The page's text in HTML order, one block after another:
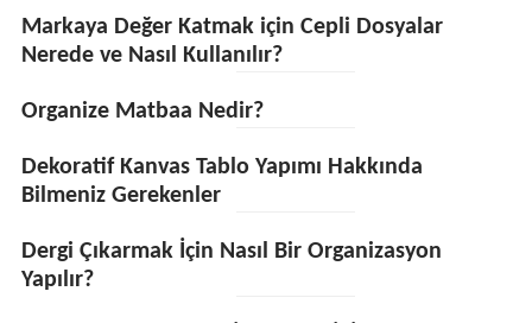
Markaya Değer Katmak için Cepli Dosyalar
Nerede ve Nasıl Kullanılır?
Organize Matbaa Nedir?
Dekoratif Kanvas Tablo Yapımı Hakkında
Bilmeniz Gerekenler
Dergi Çıkarmak İçin Nasıl Bir Organizasyon
Yapılır?